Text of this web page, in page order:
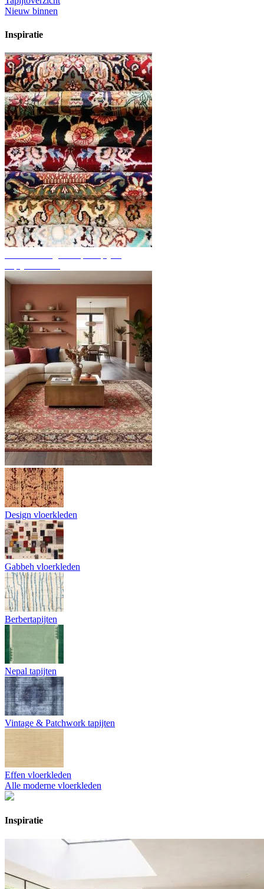
Nieuw binnen
Inspiratie
Design vloerkleden
Gabbeh vloerkleden
Berbertapijten
Nepal tapijten
Vintage & Patchwork tapijten
Effen vloerkleden
Alle moderne vloerkleden
Inspiratie